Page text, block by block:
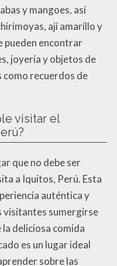
y mangoes, así
ají amarillo y
pueden encontrar
joyería y objetos de
como recuerdos de
visitar el
que no debe ser
a Iquitos, Perú. Esta
auténtica y
visitantes sumergirse
deliciosa comida
es un lugar ideal
sobre las